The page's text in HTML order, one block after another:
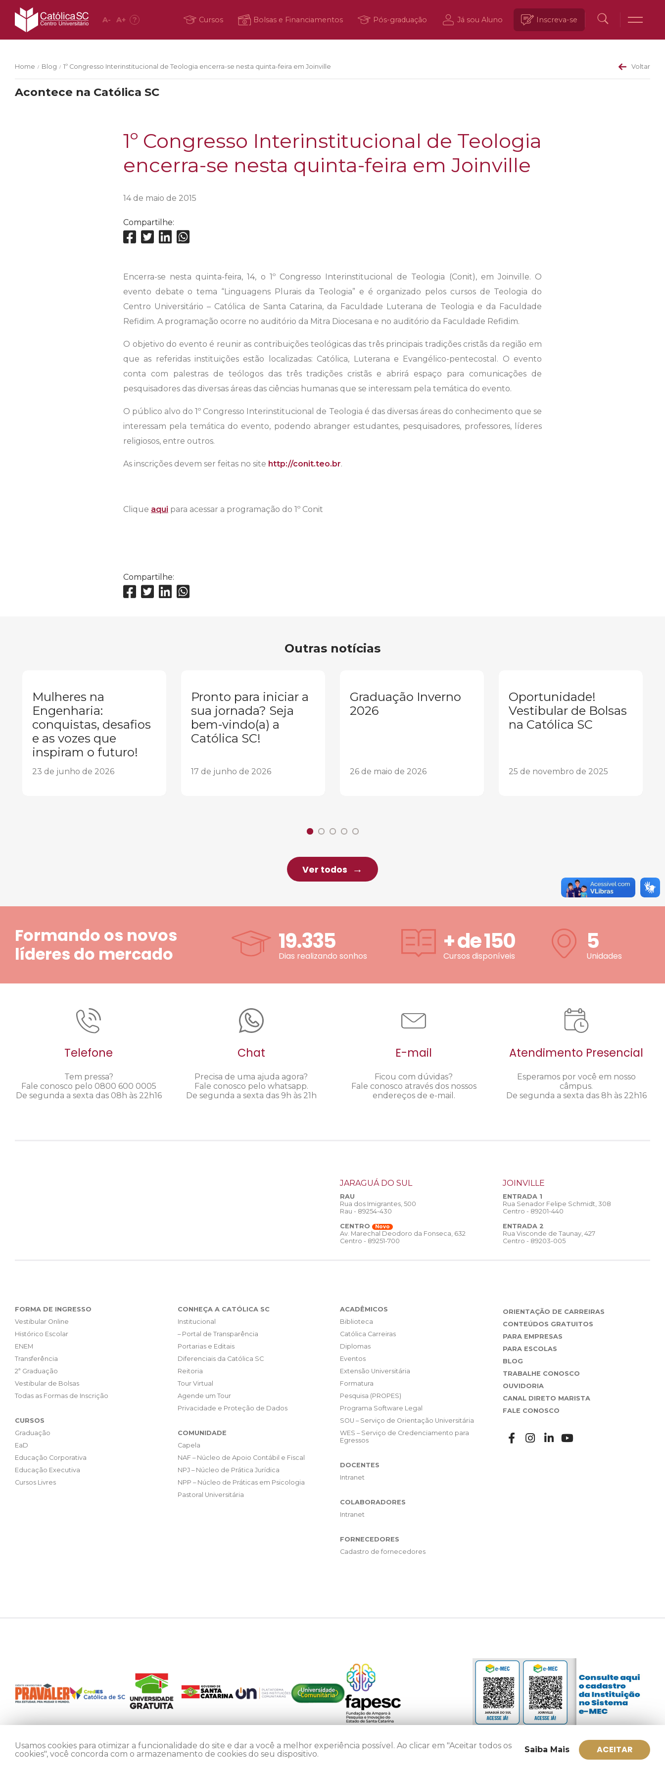
A- A+ ? Cursos Bolsas e Financiamentos Pós-graduação Já sou Aluno Inscreva-se
Home / Blog / 1º Congresso Interinstitucional de Teologia encerra-se nesta quinta-feira em Joinville Voltar
Acontece na Católica SC
1º Congresso Interinstitucional de Teologia
encerra-se nesta quinta-feira em Joinville
14 de maio de 2015
Compartilhe:
Encerra-se nesta quinta-feira, 14, o 1º Congresso Interinstitucional de Teologia (Conit), em Joinville. O
evento debate o tema “Linguagens Plurais da Teologia” e é organizado pelos cursos de Teologia do
Centro Universitário – Católica de Santa Catarina, da Faculdade Luterana de Teologia e da Faculdade
Refidim. A programação ocorre no auditório da Mitra Diocesana e no auditório da Faculdade Refidim.
O objetivo do evento é reunir as contribuições teológicas das três principais tradições cristãs da região em
que as referidas instituições estão localizadas: Católica, Luterana e Evangélico-pentecostal. O evento
conta com palestras de teólogos das três tradições cristãs e abrirá espaço para comunicações de
pesquisadores das diversas áreas das ciências humanas que se interessam pela temática do evento.
O público alvo do 1º Congresso Interinstitucional de Teologia é das diversas áreas do conhecimento que se
interessam pela temática do evento, podendo abranger estudantes, pesquisadores, professores, líderes
religiosos, entre outros.
As inscrições devem ser feitas no site http://conit.teo.br.
Clique aqui para acessar a programação do 1º Conit
Compartilhe:
Outras notícias
Mulheres na
Engenharia:
conquistas, desafios
e as vozes que
inspiram o futuro!
23 de junho de 2026
Pronto para iniciar a
sua jornada? Seja
bem-vindo(a) a
Católica SC!
17 de junho de 2026
Graduação Inverno
2026
26 de maio de 2026
Oportunidade!
Vestibular de Bolsas
na Católica SC
25 de novembro de 2025
Ver todos
Formando os novos
líderes do mercado
19.335
Dias realizando sonhos
+ de150
Cursos disponíveis
5
Unidades
Telefone
Tem pressa?
Fale conosco pelo 0800 600 0005
De segunda a sexta das 08h às 22h16
Chat
Precisa de uma ajuda agora?
Fale conosco pelo whatsapp.
De segunda a sexta das 9h às 21h
E-mail
Ficou com dúvidas?
Fale conosco através dos nossos
endereços de e-mail.
Atendimento Presencial
Esperamos por você em nosso
câmpus.
De segunda a sexta das 8h às 22h16
JARAGUÁ DO SUL
RAU
Rua dos Imigrantes, 500
Rau - 89254-430
CENTRO
Novo
Av. Marechal Deodoro da Fonseca, 632
Centro - 89251-700
JOINVILLE
ENTRADA 1
Rua Senador Felipe Schmidt, 308
Centro - 89201-440
ENTRADA 2
Rua Visconde de Taunay, 427
Centro - 89203-005
FORMA DE INGRESSO
Vestibular Online
Histórico Escolar
ENEM
Transferência
2ª Graduação
Vestibular de Bolsas
Todas as Formas de Inscrição
CURSOS
Graduação
EaD
Educação Corporativa
Educação Executiva
Cursos Livres
CONHEÇA A CATÓLICA SC
Institucional
– Portal de Transparência
Portarias e Editais
Diferenciais da Católica SC
Reitoria
Tour Virtual
Agende um Tour
Privacidade e Proteção de Dados
COMUNIDADE
Capela
NAF – Núcleo de Apoio Contábil e Fiscal
NPJ – Núcleo de Prática Jurídica
NPP – Núcleo de Práticas em Psicologia
Pastoral Universitária
ACADÊMICOS
Biblioteca
Católica Carreiras
Diplomas
Eventos
Extensão Universitária
Formatura
Pesquisa (PROPES)
Programa Software Legal
SOU – Serviço de Orientação Universitária
WES – Serviço de Credenciamento para
Egressos
DOCENTES
Intranet
COLABORADORES
Intranet
FORNECEDORES
Cadastro de fornecedores
ORIENTAÇÃO DE CARREIRAS
CONTEÚDOS GRATUITOS
PARA EMPRESAS
PARA ESCOLAS
BLOG
TRABALHE CONOSCO
OUVIDORIA
CANAL DIRETO MARISTA
FALE CONOSCO
Usamos cookies para otimizar a funcionalidade do site e dar a você a melhor experiência possível. Ao clicar em "Aceitar todos os
cookies", você concorda com o armazenamento de cookies do seu dispositivo.
Saiba Mais ACEITAR